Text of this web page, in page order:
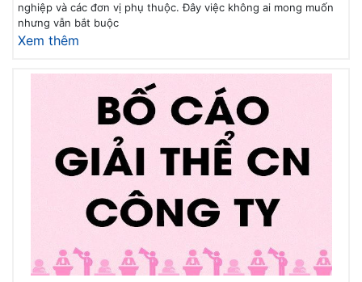
nghiệp và các đơn vị phụ thuộc. Đây việc không ai mong muốn
nhưng vẫn bắt buộc
Xem thêm